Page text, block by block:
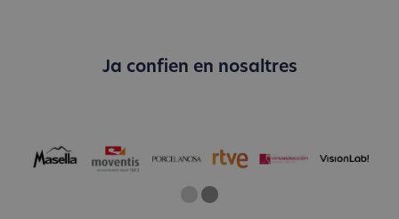
Ja confien en nosaltres
OneTwo
Current Slide